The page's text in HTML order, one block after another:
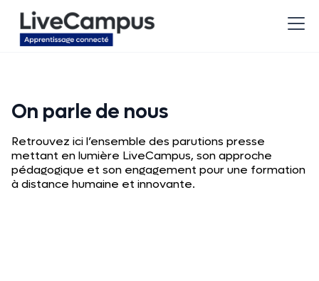
On parle de nous
Retrouvez ici l’ensemble des parutions presse
mettant en lumière LiveCampus, son approche
pédagogique et son engagement pour une formation
à distance humaine et innovante.